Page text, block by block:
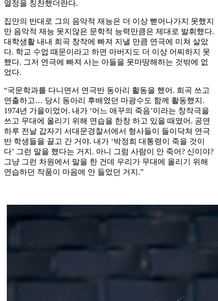
열정을 칭찬했더란다.
집안의 반대로 그의 음악적 재능은 더 이상 뻗어나가지 못했지
만 음악적 재능 못지않은 문학적 능력만큼은 제대로 발휘했다.
대학생활 내내 희곡 창작에 빠져 지낼 만큼 연극에 미쳐 살았
다. 학교 수업 때문이라고 하면 아버지도 더 이상 어찌하지 못
했다. 그저 연극에 빠져 사는 아들을 못마땅해하는 것밖에 없
었다.
“국문학과를 다니면서 연극반 동아리 활동을 했어. 희곡 쓰고
연출하고… 당시 동아리 후배였던 마광수도 함께 활동했지.
1974년 가을이었어. 내가 ‘어느 애꾸의 죽음’이라는 창작극을
쓰고 무대에 올리기 위해 연습을 한창 하고 있을 때였어. 공연
하루 전날 갑자기 서대문경찰서에서 형사들이 들이닥쳐 연극
반 학생들을 끌고 간 거야. 내가 ‘박정희 대통령이 죽을 것이
다’ 그런 말을 했다는 거지. 아니 그럼 사람이 안 죽어? 신이야?
그냥 그런 차원에서 말을 한 건데 우리가 무대에 올리기 위해
연습하던 작품이 마음에 안 들었던 거지.”